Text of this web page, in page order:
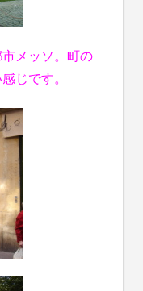
メッソ。町の
じです。